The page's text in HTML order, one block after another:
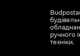
ручного
техніки.